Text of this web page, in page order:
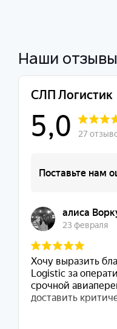
Наши отзывы